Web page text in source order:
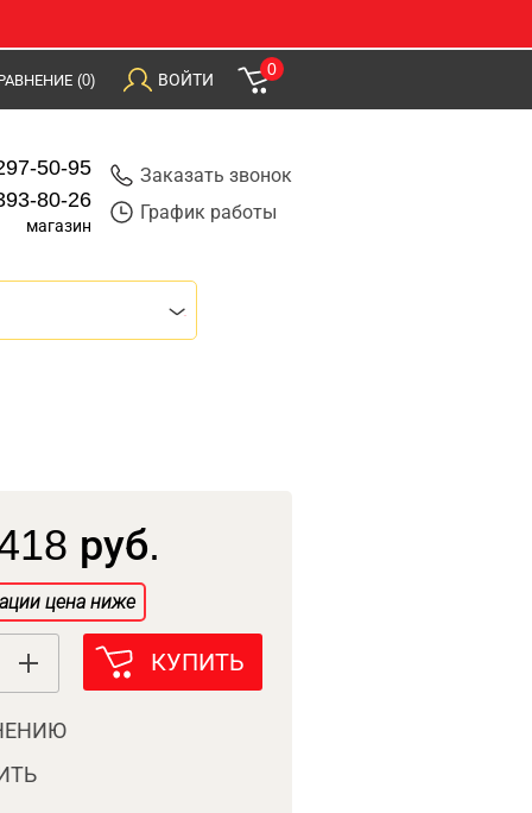
(0) ВОЙТИ
0
50-95
80-26
магазин
Заказать звонок
График работы
руб.
цена ниже
КУПИТЬ